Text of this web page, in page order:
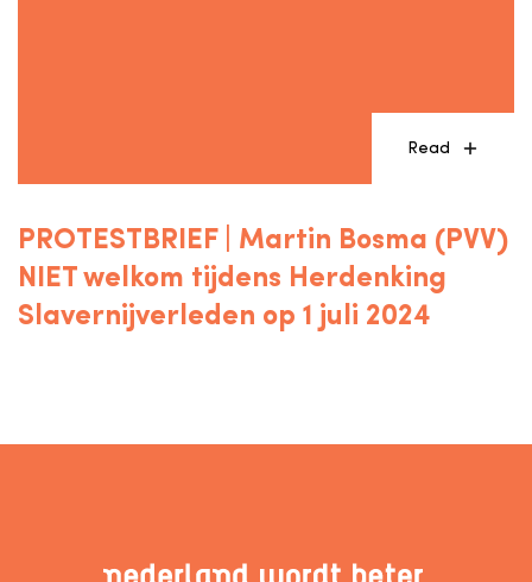
Read
PROTESTBRIEF | Martin Bosma (PVV)
NIET welkom tijdens Herdenking
Slavernijverleden op 1 juli 2024